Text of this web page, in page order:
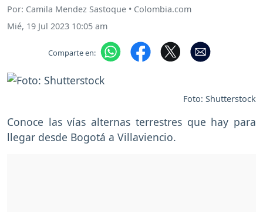
Por: Camila Mendez Sastoque • Colombia.com
Mié, 19 Jul 2023 10:05 am
Comparte en:
Foto: Shutterstock
Conoce las vías alternas terrestres que hay para
llegar desde Bogotá a Villaviencio.